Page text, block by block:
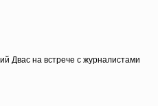
Двас на встрече с журналистами